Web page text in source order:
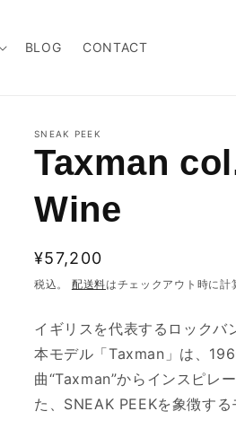
BLOG CONTACT
SNEAK PEEK
Taxman
Wine
通
常
格
¥57,200
税込。 配送料はチェックアウト時に計
イギリスを代表するロックバ
本モデル「Taxman」は、
曲“Taxman”からインスピレ
た、 SNEAK PEEKを象徴する